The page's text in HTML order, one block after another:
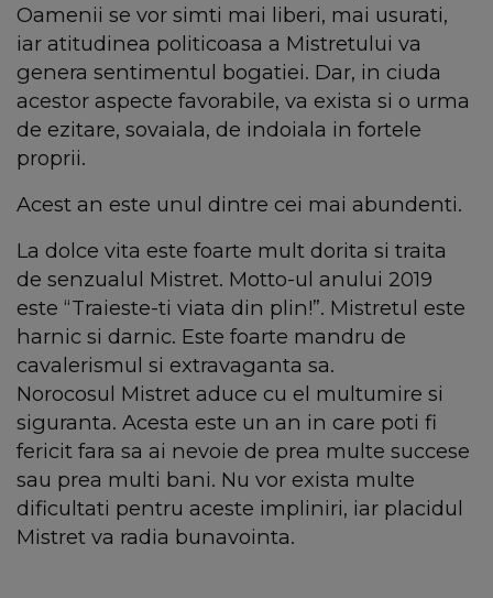
Oamenii se vor simti mai liberi, mai usurati,
iar atitudinea politicoasa a Mistretului va
genera sentimentul bogatiei. Dar, in ciuda
acestor aspecte favorabile, va exista si o urma
de ezitare, sovaiala, de indoiala in fortele
proprii.
Acest an este unul dintre cei mai abundenti.
La dolce vita este foarte mult dorita si traita
de senzualul Mistret. Motto-ul anului 2019
este “Traieste-ti viata din plin!”. Mistretul este
harnic si darnic. Este foarte mandru de
cavalerismul si extravaganta sa.
Norocosul Mistret aduce cu el multumire si
siguranta. Acesta este un an in care poti fi
fericit fara sa ai nevoie de prea multe succese
sau prea multi bani. Nu vor exista multe
dificultati pentru aceste impliniri, iar placidul
Mistret va radia bunavointa.